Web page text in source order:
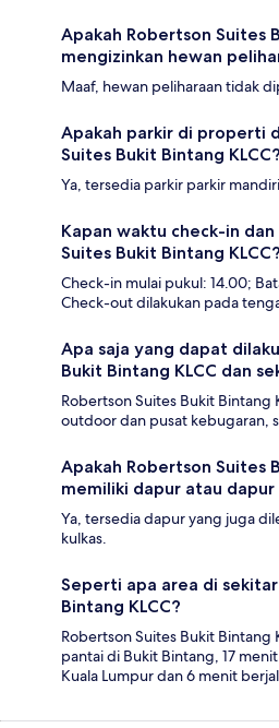
Apakah Robertson Suites
mengizinkan hewan
Maaf, hewan peliharaan tidak
Apakah parkir di properti
Suites Bukit Bintang KLCC?
Ya, tersedia parkir parkir
Kapan waktu check-in
Suites Bukit Bintang KLCC?
Check-in mulai pukul: 14.00;
Check-out dilakukan pada
Apa saja yang dapat
Bukit Bintang KLCC dan
Robertson Suites Bukit Bintang
outdoor dan pusat kebugaran,
Apakah Robertson Suites
memiliki dapur atau dapur
Ya, tersedia dapur yang juga
kulkas.
Seperti apa area di
Bintang KLCC?
Robertson Suites Bukit Bintang
pantai di Bukit Bintang, 17
Kuala Lumpur dan 6 menit